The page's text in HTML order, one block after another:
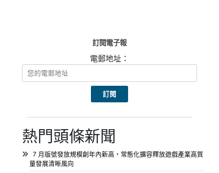
訂閱電子報
電郵地址：
熱門頭條新聞
7 月版號發放規模創年內新高，常態化擴容釋放遊戲產業高質
量發展清晰風向